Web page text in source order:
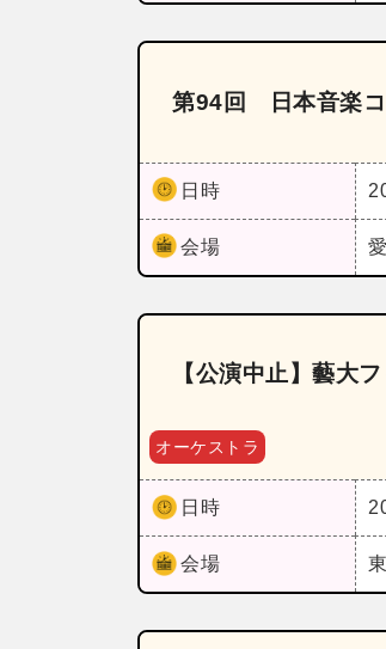
第94回 日本音楽コ
日時
会場
【公演中止】藝大
オーケストラ
日時
会場